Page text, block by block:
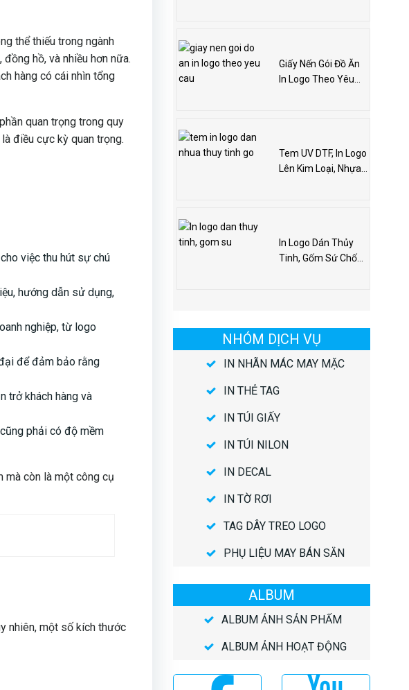
thể thiếu trong ngành
hồ, và nhiều hơn nữa.
hàng có cái nhìn tổng
quan trọng trong quy
điều cực kỳ quan trọng.
việc thu hút sự chú
hướng dẫn sử dụng,
nghiệp, từ logo
để đảm bảo rằng
trở khách hàng và
phải có độ mềm
mà còn là một công cụ
nhiên, một số kích thước
Giấy Nến Gói Đồ Ăn
In Logo Theo Yêu
Tem UV DTF, In Logo
Lên Kim Loại, Nhựa,
In Logo Dán Thủy
Tinh, Gốm Sứ Chống
NHÓM DỊCH VỤ
IN NHÃN MÁC MAY MẶC
IN THẺ TAG
IN TÚI GIẤY
IN TÚI NILON
IN DECAL
IN TỜ RƠI
TAG DÂY TREO LOGO
PHỤ LIỆU MAY BÁN SẴN
ALBUM
ALBUM ẢNH SẢN PHẨM
ALBUM ẢNH HOẠT ĐỘNG